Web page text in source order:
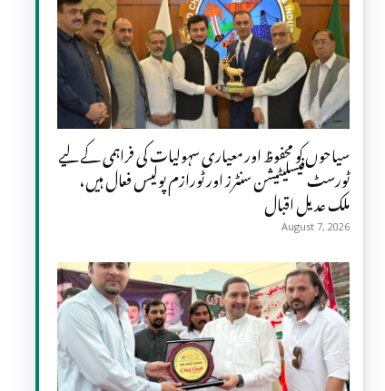
سیاحوں کو محفوظ اور معیاری سہولیات کی فراہمی کے لیے
ٹورسٹ فیسلیٹیشن سنٹرز اور ٹورازم پولیس فعال ہیں،
ملک عدیل اقبال
August 7, 2026